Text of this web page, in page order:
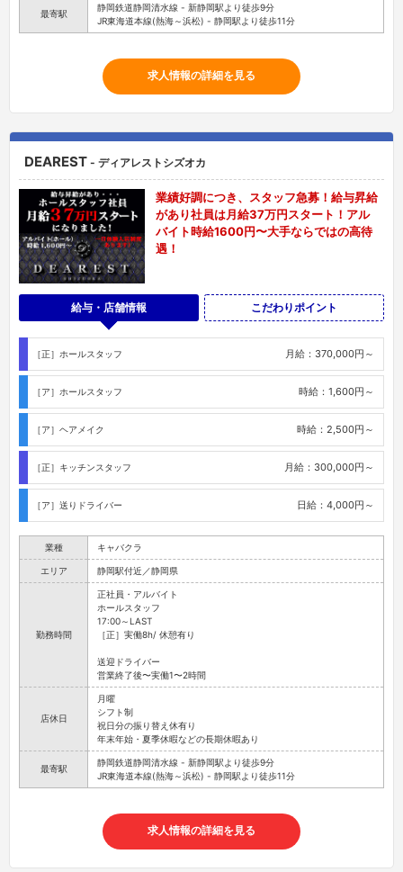
最寄駅
静岡鉄道静岡清水線 - 新静岡駅より徒歩9分
JR東海道本線(熱海～浜松) - 静岡駅より徒歩11分
求人情報の詳細を見る
DEAREST - ディアレストシズオカ
業績好調につき、スタッフ急募！給与昇給
があり社員は月給37万円スタート！アル
バイト時給1600円〜大手ならではの高待
遇！
給与・店舗情報 こだわりポイント
［正］ホールスタッフ 月給：370,000円～
［ア］ホールスタッフ 時給：1,600円～
［ア］ヘアメイク 時給：2,500円～
［正］キッチンスタッフ 月給：300,000円～
［ア］送りドライバー 日給：4,000円～
業種 キャバクラ
エリア 静岡駅付近／静岡県
勤務時間
正社員・アルバイト
ホールスタッフ
17:00～LAST
［正］実働8h/ 休憩有り
送迎ドライバー
営業終了後〜実働1〜2時間
店休日
月曜
シフト制
祝日分の振り替え休有り
年末年始・夏季休暇などの長期休暇あり
最寄駅
静岡鉄道静岡清水線 - 新静岡駅より徒歩9分
JR東海道本線(熱海～浜松) - 静岡駅より徒歩11分
求人情報の詳細を見る